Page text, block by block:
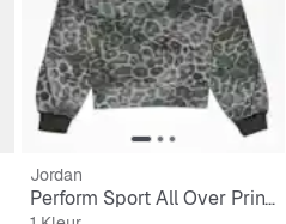
Jordan
Perform Sport All Over Print Crew